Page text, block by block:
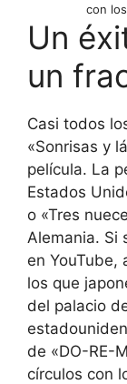
con
Un
un
Casi todos
«Sonrisas y
película. La
Estados
o «Tres
Alemania. Si
en YouTube,
los que
del palacio
de «DO-RE-
círculos con